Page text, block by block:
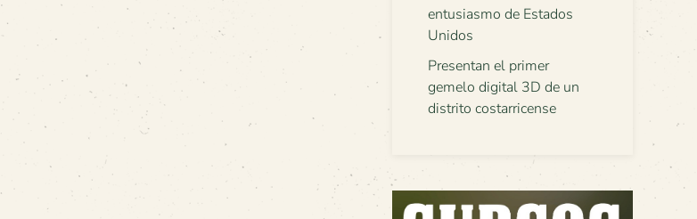
entusiasmo de Estados
Unidos
Presentan el primer
gemelo digital 3D de un
distrito costarricense